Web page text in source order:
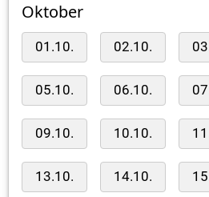
Oktober
01.10. 02.10.
05.10. 06.10.
09.10. 10.10.
13.10. 14.10.